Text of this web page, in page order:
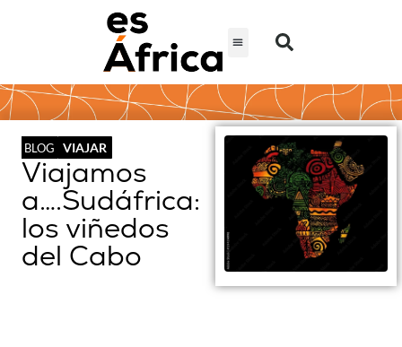
BLOG VIAJAR
Viajamos
a….Sudáfrica:
los viñedos
del Cabo